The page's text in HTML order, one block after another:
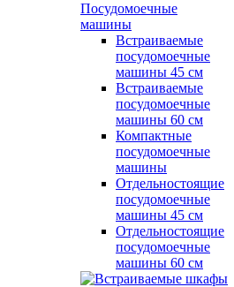
Посудомоечные
машины
Встраиваемые
посудомоечные
машины 45 см
Встраиваемые
посудомоечные
машины 60 см
Компактные
посудомоечные
машины
Отдельностоящие
посудомоечные
машины 45 см
Отдельностоящие
посудомоечные
машины 60 см